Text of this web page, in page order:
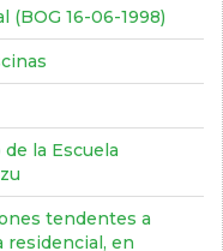
16-06-1998)
la Escuela
tendentes a
residencial, en